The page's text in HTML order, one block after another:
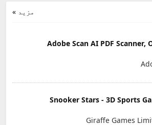
مزید »
Adobe Scan AI PDF Scanner,
Snooker Stars - 3D Sports
Giraffe Games